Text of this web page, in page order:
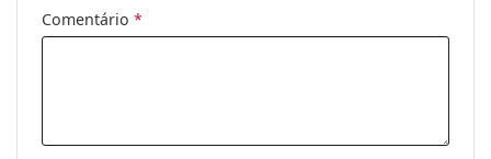
Uso:
Moda
Comentário *